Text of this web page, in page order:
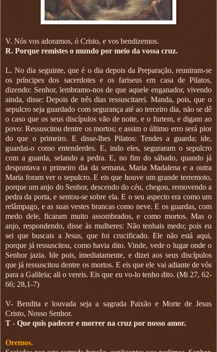
V. Nós vos adoramos, ó Cristo, e vos bendizemos.
R. Porque remistes o mundo por meio da vossa cruz.
L. No dia seguinte, que é o dia depois da Preparação, reuniram-se
os príncipes dos sacerdotes e os fariseus em casa de Pilatos,
dizendo: Senhor, lembramo-nos de que aquele enganador, vivendo
ainda, disse: Depois de três dias ressuscitarei. Manda, pois, que o
sepulcro seja guardado com segurança até ao terceiro dia, não se dê
o caso que os seus discípulos vão de noite, e o furtem, e digam ao
povo: Ressuscitou dentre os mortos; e assim o último erro será pior
do que o primeiro. E disse-lhes Pilatos: Tendes a guarda; ide,
guardai-o como entenderdes. E, indo eles, seguraram o sepulcro
com a guarda, selando a pedra. E, no fim do sábado, quando já
despontava o primeiro dia da semana, Maria Madalena e a outra
Maria foram ver o sepulcro. E eis que houve um grande terremoto,
porque um anjo do Senhor, descendo do céu, chegou, removendo a
pedra da porta, e sentou-se sobre ela. E o seu aspecto era como um
relâmpago, e as suas vestes brancas como neve. E os guardas, com
medo dele, ficaram muito assombrados, e como mortos. Mas o
anjo, respondendo, disse às mulheres: Não tenhais medo; pois eu
sei que buscais a Jesus, que foi crucificado. Ele não está aqui,
porque já ressuscitou, como havia dito. Vinde, vede o lugar onde o
Senhor jazia. Ide pois, imediatamente, e dizei aos seus discípulos
que já ressuscitou dentre os mortos. E eis que ele vai adiante de vós
para a Galileia; ali o vereis. Eis que eu vo-lo tenho dito. (Mt 27, 62-
66; 28,1-7)
V- Bendita e louvada seja a sagrada Paixão e Morte de Jesus
Cristo, Nosso Senhor.
T - Que quis padecer e morrer na cruz por nosso amor.
Oremos.